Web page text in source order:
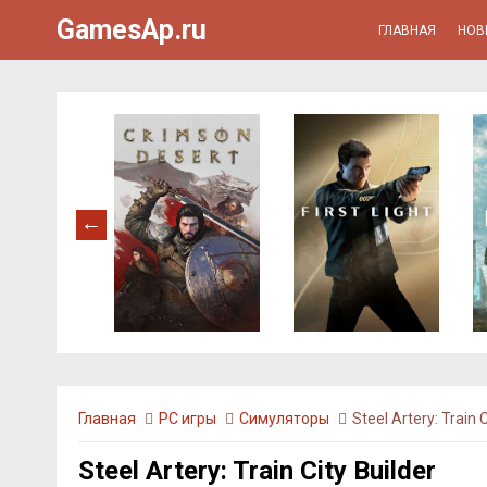
GamesAp.ru ГЛАВНАЯ
Главная PC игры Симуляторы Steel Artery: Train
Steel Artery: Train City Builder